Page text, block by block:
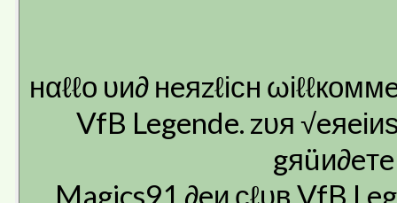
нαℓℓо υи∂ нeяzℓісн
VfB Legende. zυя
Magics91 ∂eи сℓυв VfB